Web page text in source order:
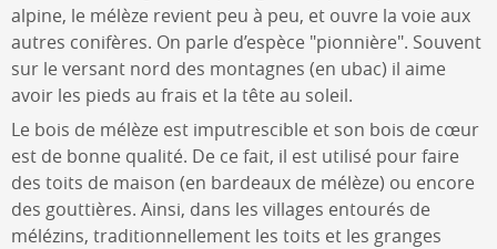
alpine, le mélèze revient peu à peu, et ouvre la voie aux
autres conifères. On parle d’espèce "pionnière". Souvent
sur le versant nord des montagnes (en ubac) il aime
avoir les pieds au frais et la tête au soleil.
Le bois de mélèze est imputrescible et son bois de cœur
est de bonne qualité. De ce fait, il est utilisé pour faire
des toits de maison (en bardeaux de mélèze) ou encore
des gouttières. Ainsi, dans les villages entourés de
mélézins, traditionnellement les toits et les granges